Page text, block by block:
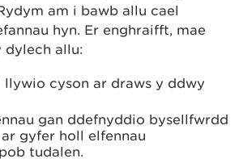
am i bawb allu cael
hyn. Er enghraifft, mae
dylech allu:
cyson ar draws y ddwy
gan ddefnyddio bysellfwrdd
gyfer holl elfennau
tudalen.